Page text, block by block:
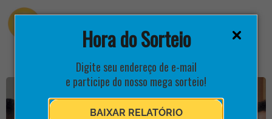
Hora do Sorteio
Digite seu endereço de e-mail
e participe do nosso mega sorteio!
BAIXAR RELATÓRIO